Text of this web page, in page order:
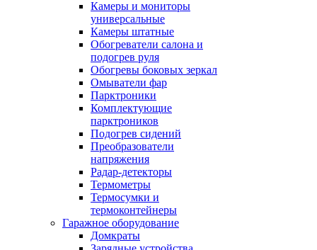
Камеры и мониторы
универсальные
Камеры штатные
Обогреватели салона и
подогрев руля
Обогревы боковых зеркал
Омыватели фар
Парктроники
Комплектующие
парктроников
Подогрев сидений
Преобразователи
напряжения
Радар-детекторы
Термометры
Термосумки и
термоконтейнеры
Гаражное оборудование
Домкраты